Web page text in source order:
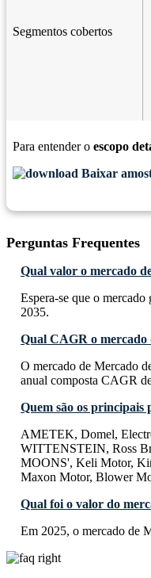
Segmentos cobertos
Para entender o escopo
Baixar
Perguntas Frequentes
Qual valor o mercado
Espera-se que o
2035.
Qual CAGR o mercado
O mercado de Mercado
anual composta CAGR
Quem são os principais
AMETEK, Domel,
WITTENSTEIN, Ross
MOONS', Keli Motor,
Maxon Motor, Blower
Qual foi o valor do
Em 2025, o mercado de